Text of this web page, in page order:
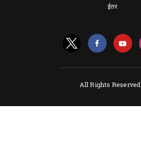
ईतर
All Rights Reserved